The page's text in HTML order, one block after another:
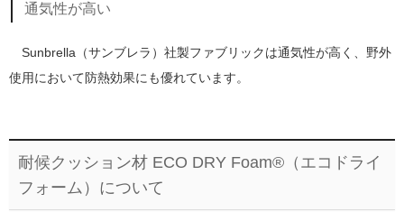
通気性が高い
Sunbrella（サンブレラ）社製ファブリックは通気性が高く、野外
使用において防熱効果にも優れています。
耐候クッション材 ECO DRY Foam®（エコドライ
フォーム）について